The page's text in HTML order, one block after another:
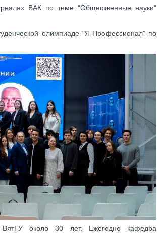
ВАК по теме "Общественные науки"
олимпиаде "Я-Профессионал" по
ВятГУ около 30 лет. Ежегодно кафедра